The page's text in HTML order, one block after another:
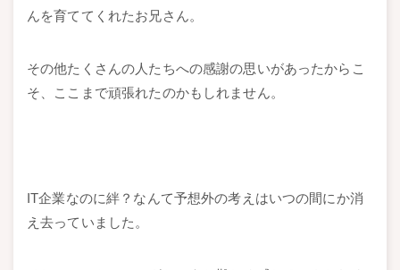
んを育ててくれたお兄さん。
その他たくさんの人たちへの感謝の思いがあったからこ
そ、ここまで頑張れたのかもしれません。
IT企業なのに絆？なんて予想外の考えはいつの間にか消
え去っていました。